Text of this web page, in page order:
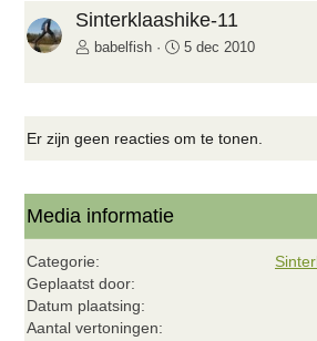
g
e
Sinterklaashike-11
babelfish 5 dec 2010
Er zijn geen reacties om te tonen.
Media informatie
Categorie
Geplaatst door
Datum plaatsing
Aantal vertoningen